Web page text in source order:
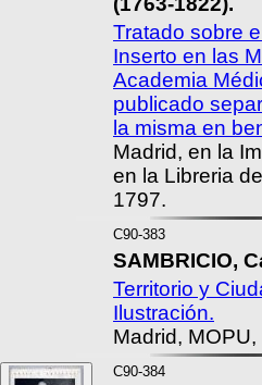
Tratado sobre
Inserto en las
Academia
publicado
la misma en
Madrid, en la
en la Libreria
1797.
C90-383
SAMBRICIO,
Territorio y
Ilustración.
Madrid,
C90-384